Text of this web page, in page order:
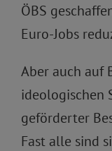
ÖBS
Euro-Jobs
Aber auch auf
ideologischen
geförderter
Fast alle sind